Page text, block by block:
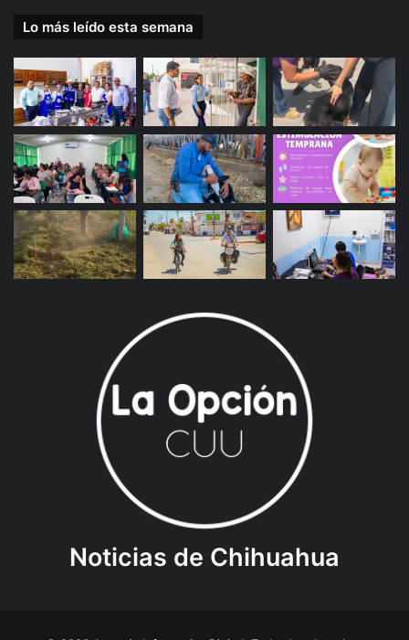
Lo más leído esta semana
Noticias de Chihuahua